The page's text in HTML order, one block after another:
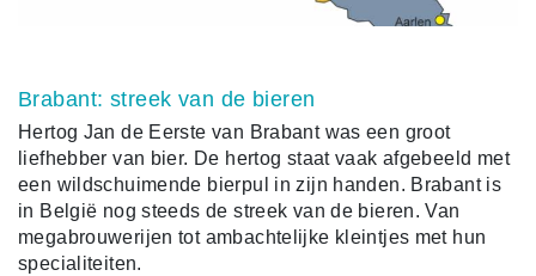
Brabant: streek van de bieren
Hertog Jan de Eerste van Brabant was een groot
liefhebber van bier. De hertog staat vaak afgebeeld met
een wildschuimende bierpul in zijn handen. Brabant is
in België nog steeds de streek van de bieren. Van
megabrouwerijen tot ambachtelijke kleintjes met hun
specialiteiten.